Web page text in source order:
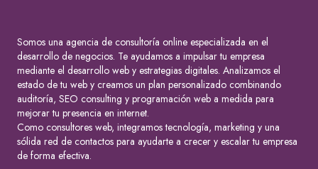
Somos una agencia de consultoría online especializada en el
desarrollo de negocios. Te ayudamos a impulsar tu empresa
mediante el desarrollo web y estrategias digitales. Analizamos el
estado de tu web y creamos un plan personalizado combinando
auditoría, SEO consulting y programación web a medida para
mejorar tu presencia en internet.
Como consultores web, integramos tecnología, marketing y una
sólida red de contactos para ayudarte a crecer y escalar tu empresa
de forma efectiva.